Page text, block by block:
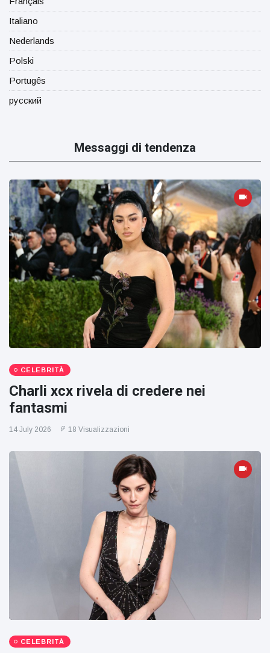
Italiano
Nederlands
Polski
Portugês
русский
Messaggi di tendenza
CELEBRITÀ
Charli xcx rivela di credere nei
fantasmi
14 July 2026 18 Visualizzazioni
CELEBRITÀ